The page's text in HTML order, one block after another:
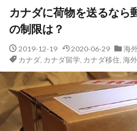
カナダに荷物を送るなら
の制限は？
2019-12-19 2020-06-29
海
カナダ, カナダ留学, カナダ移住, 海